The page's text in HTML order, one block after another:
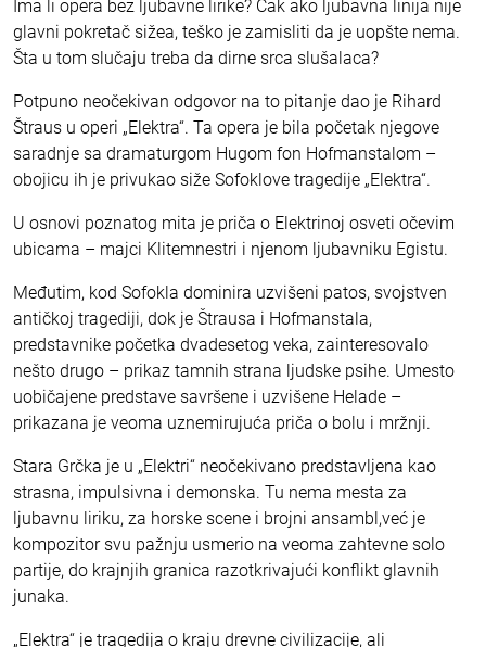
Ima li opera bez ljubavne lirike? Čak ako ljubavna linija nije
glavni pokretač sižea, teško je zamisliti da je uopšte nema.
Šta u tom slučaju treba da dirne srca slušalaca?
Potpuno neočekivan odgovor na to pitanje dao je Rihard
Štraus u operi „Elektra“. Ta opera je bila početak njegove
saradnje sa dramaturgom Hugom fon Hofmanstalom –
obojicu ih je privukao siže Sofoklove tragedije „Elektra“.
U osnovi poznatog mita je priča o Elektrinoj osveti očevim
ubicama – majci Klitemnestri i njenom ljubavniku Egistu.
Međutim, kod Sofokla dominira uzvišeni patos, svojstven
antičkoj tragediji, dok je Štrausa i Hofmanstala,
predstavnike početka dvadesetog veka, zainteresovalo
nešto drugo – prikaz tamnih strana ljudske psihe. Umesto
uobičajene predstave savršene i uzvišene Helade –
prikazana je veoma uznemirujuća priča o bolu i mržnji.
Stara Grčka je u „Elektri“ neočekivano predstavljena kao
strasna, impulsivna i demonska. Tu nema mesta za
ljubavnu liriku, za horske scene i brojni ansambl,već je
kompozitor svu pažnju usmerio na veoma zahtevne solo
partije, do krajnjih granica razotkrivajući konflikt glavnih
junaka.
„Elektra“ je tragedija o kraju drevne civilizacije, ali